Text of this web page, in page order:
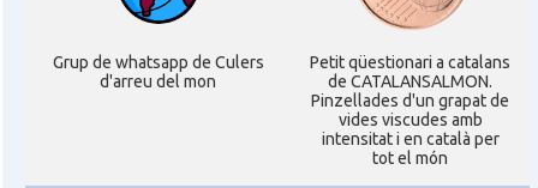
Consolat Consolat general a Dusseldorf
Consolat general a Frankfurt am Main
Grup de whatsapp de Culers
d'arreu del mon
Petit qüestionari a catalans
de CATALANSALMON.
Pinzellades d'un grapat de
vides viscudes amb
intensitat i en català per
tot el món